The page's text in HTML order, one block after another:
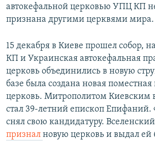
автокефальной церковью УПЦ КП
признана другими церквями мира.
15 декабря в Киеве прошел собор,
КП и Украинская автокефальная
церковь объединились в новую
базе была создана новая поместная
церковь.​ Митрополитом Киевским
стал 39-летний епископ Епифаний.
снял свою кандидатуру.
признал новую церковь и выдал ей